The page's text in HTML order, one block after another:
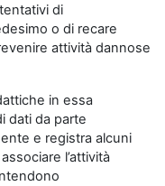
di
o di recare
attività dannose
in essa
dati da parte
e registra alcuni
l’attività